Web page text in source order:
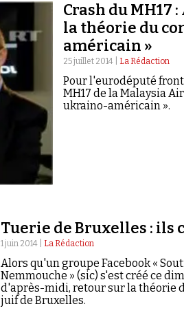
Crash du MH17
la théorie du
américain »
25 juillet 2014 | La Rédaction
Pour l'eurodéputé
MH17 de la Malaysia
ukraino-américain ».
Tuerie de Bruxelles : ils
1 juin 2014 | La Rédaction
Alors qu'un groupe Facebook «
Nemmouche » (sic) s'est créé ce
d'après-midi, retour sur la théorie
juif de Bruxelles.